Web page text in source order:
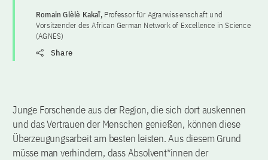
Romain Glèlè Kakaï, Professor für Agrarwissenschaft und
Vorsitzender des African German Network of Excellence in Science
(AGNES)
Share
Junge Forschende aus der Region, die sich dort auskennen
und das Vertrauen der Menschen genießen, können diese
Überzeugungsarbeit am besten leisten. Aus diesem Grund
müsse man verhindern, dass Absolvent*innen der